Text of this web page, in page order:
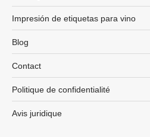
Impresión de etiquetas para vino
Blog
Contact
Politique de confidentialité
Avis juridique